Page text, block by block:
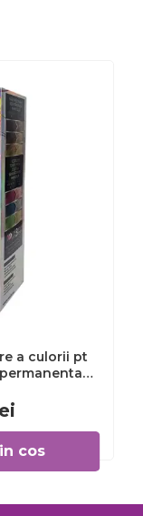
cos
a culorii pt